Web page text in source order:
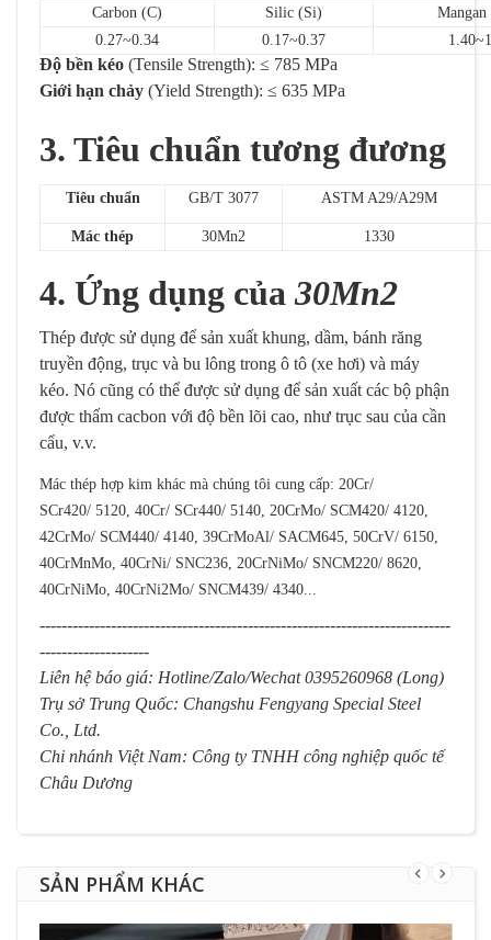
Carbon (C) Silic (Si)
0.27~0.34
0.17~0.37
Độ bền kéo (Tensile Strength): ≤ 785 MPa
Giới hạn chảy (Yield Strength): ≤ 635 MPa
3. Tiêu chuẩn tương đương
Tiêu chuẩn GB/T 3077 ASTM A29/A29M
Mác thép 30Mn2 1330
4. Ứng dụng của30Mn2
Thép được sử dụng để sản xuất khung, dầm, bánh răng
truyền động, trục và bu lông trong ô tô (xe hơi) và máy
kéo. Nó cũng có thể được sử dụng để sản xuất các bộ phận
được thấm cacbon với độ bền lõi cao, như trục sau của cần
cẩu, v.v.
Mác thép hợp kim khác mà chúng tôi cung cấp: 20Cr/
SCr420/ 5120, 40Cr/ SCr440/ 5140, 20CrMo/ SCM420/ 4120,
42CrMo/ SCM440/ 4140, 39CrMoAl/ SACM645, 50CrV/ 6150,
40CrMnMo, 40CrNi/ SNC236, 20CrNiMo/ SNCM220/ 8620,
40CrNiMo, 40CrNi2Mo/ SNCM439/ 4340...
---------------------------------------------------------------------------
--------------------
Liên hệ báo giá: Hotline/Zalo/Wechat 0395260968 (Long)
Trụ sở Trung Quốc: Changshu Fengyang Special Steel
Co., Ltd.
Chi nhánh Việt Nam: Công ty TNHH công nghiệp quốc tế
Châu Dương
SẢN PHẨM KHÁC